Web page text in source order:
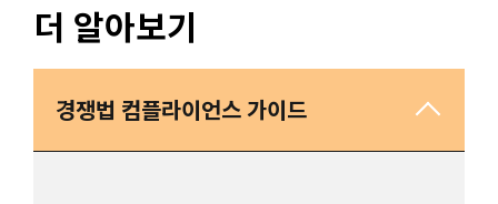
더 알아보기
경쟁법 컴플라이언스 가이드